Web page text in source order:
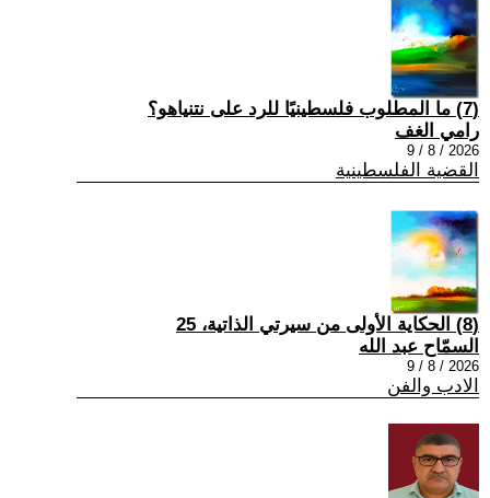
(7) ما المطلوب فلسطينيًا للرد على نتنياهو؟
رامي الغف
2026 / 8 / 9
القضية الفلسطينية
(8) الحكاية الأولى من سيرتي الذاتية، 25
السمّاح عبد الله
2026 / 8 / 9
الادب والفن